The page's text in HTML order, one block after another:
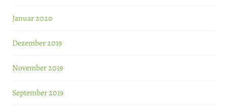
Januar 2020
Dezember 2019
November 2019
September 2019